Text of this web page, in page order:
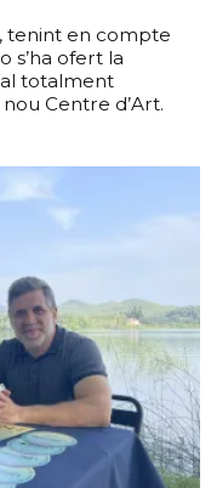
tenint en compte
s’ha ofert la
al totalment
Centre d’Art.